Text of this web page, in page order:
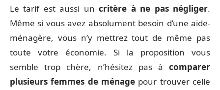
Le tarif est aussi uncritère à ne pas négliger.
Même si vous avez absolument besoin d’une aide-
ménagère, vous n’y mettrez tout de même pas
toute votre économie. Si la proposition vous
semble trop chère, n’hésitez pas à comparer
plusieurs femmes de ménage pour trouver celle